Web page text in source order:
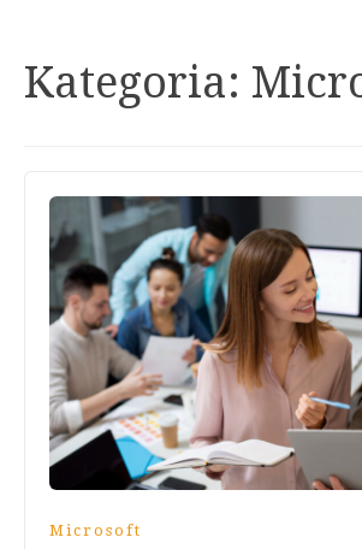
Kategoria:
Microsoft